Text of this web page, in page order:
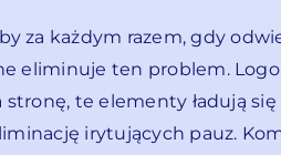
za każdym razem, gdy
eliminuje ten problem. Logo
te elementy ładują się
irytujących pauz.